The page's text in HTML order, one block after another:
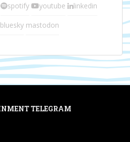
spotify youtube linkedin
bluesky mastodon
TELEGRAM